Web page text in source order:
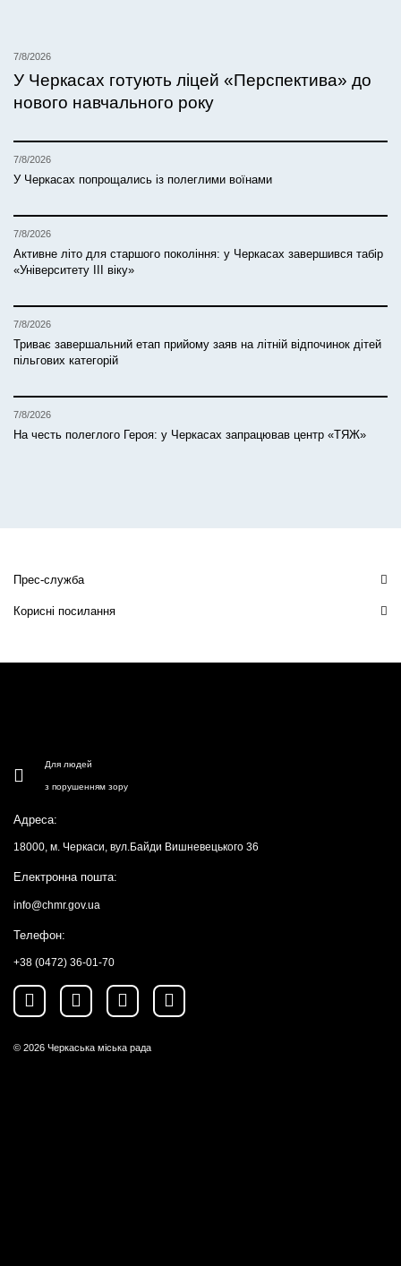
7/8/2026
У Черкасах готують ліцей «Перспектива» до
нового навчального року
7/8/2026
У Черкасах попрощались із полеглими воїнами
7/8/2026
Активне літо для старшого покоління: у Черкасах завершився табір
«Університету ІІІ віку»
7/8/2026
Триває завершальний етап прийому заяв на літній відпочинок дітей
пільгових категорій
7/8/2026
На честь полеглого Героя: у Черкасах запрацював центр «ТЯЖ»
Прес-служба
Корисні посилання
Для людей
з порушенням зору
Адреса:
18000, м. Черкаси, вул.Байди Вишневецького 36
Електронна пошта:
info@chmr.gov.ua
Телефон:
+38 (0472) 36-01-70
© 2026 Черкаська міська рада